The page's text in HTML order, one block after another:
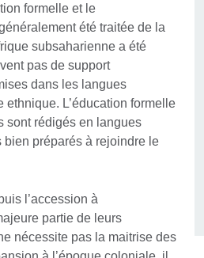
formelle et le
été traitée de la
subsaharienne a été
pas de support
dans les langues
L’éducation formelle
sont rédigés en langues
préparés à rejoindre le
l’accession à
partie de leurs
nécessite pas la maitrise des